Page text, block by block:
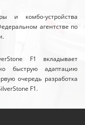
и комбо-устройства
агентстве по
F1 вкладывает
быструю адаптацию
очередь разработка
F1.